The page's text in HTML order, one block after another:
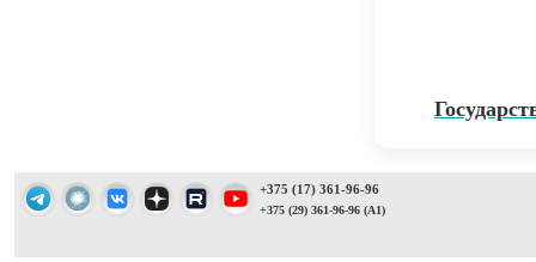
+375 (17) 361-96-96
+375 (29) 361-96-96 (A1)